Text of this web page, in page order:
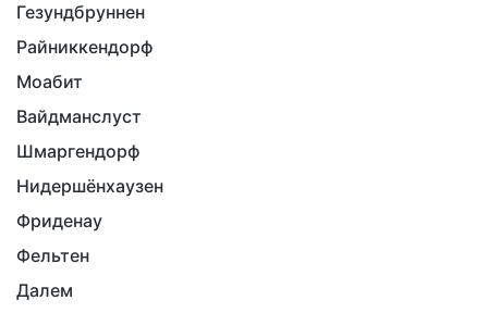
Гезундбруннен
Райниккендорф
Моабит
Вайдманслуст
Шмаргендорф
Нидершёнхаузен
Фриденау
Фельтен
Далем